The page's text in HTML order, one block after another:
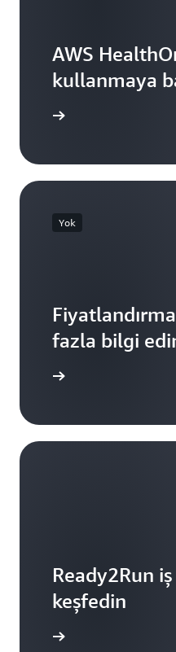
AWS
kullanmaya
Yok
fazla bilgi
Ready2Run iş
keşfedin